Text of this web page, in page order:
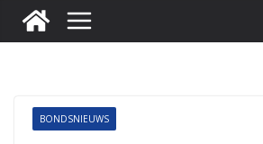
BONDSNIEUWS